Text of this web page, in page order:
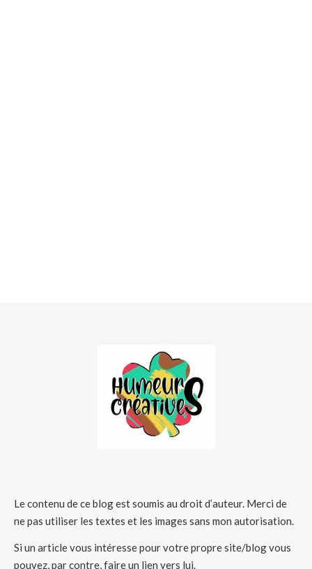
Le contenu de ce blog est soumis au droit d’auteur. Merci de
ne pas utiliser les textes et les images sans mon autorisation.
Si un article vous intéresse pour votre propre site/blog vous
pouvez, par contre, faire un lien vers lui.